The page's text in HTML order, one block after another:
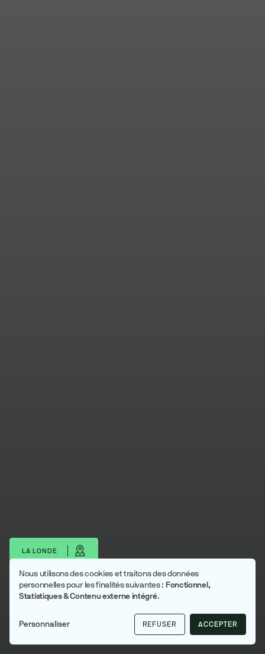
LA LONDE
Télécharger les portraits
Métropole Rouen Normandie
Utilisation
des
données
personnelles
Nous utilisons des cookies et traitons des données
personnelles pour les finalités suivantes : Fonctionnel,
Statistiques & Contenu externe intégré.
Personnaliser REFUSER ACCEPTER